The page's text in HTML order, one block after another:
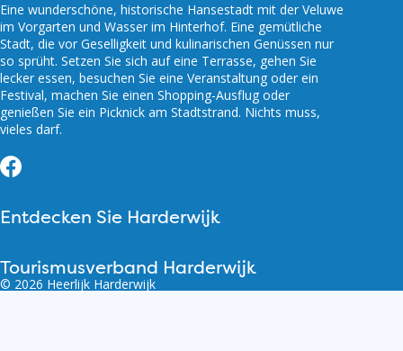
Eine wunderschöne, historische Hansestadt mit der Veluwe
im Vorgarten und Wasser im Hinterhof. Eine gemütliche
Stadt, die vor Geselligkeit und kulinarischen Genüssen nur
so sprüht. Setzen Sie sich auf eine Terrasse, gehen Sie
lecker essen, besuchen Sie eine Veranstaltung oder ein
Festival, machen Sie einen Shopping-Ausflug oder
genießen Sie ein Picknick am Stadtstrand. Nichts muss,
vieles darf.
Facebook
Entdecken Sie Harderwijk
Tourismusverband Harderwijk
© 2026 Heerlijk Harderwijk